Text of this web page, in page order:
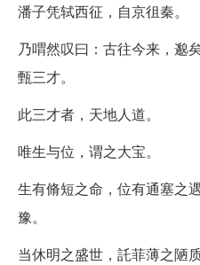
潘子凭轼西征，自京徂秦。
乃喟然叹曰：古往今来，邈
甄三才。
此三才者，天地人道。
唯生与位，谓之大宝。
生有脩短之命，位有通塞之
豫。
当休明之盛世，託菲薄之陋质